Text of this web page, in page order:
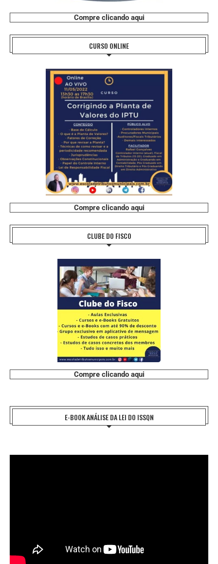
Compre clicando aqui
CURSO ONLINE
Compre clicando aqui
CLUBE DO FISCO
Compre clicando aqui
E-BOOK ANÁLISE DA LEI DO ISSQN